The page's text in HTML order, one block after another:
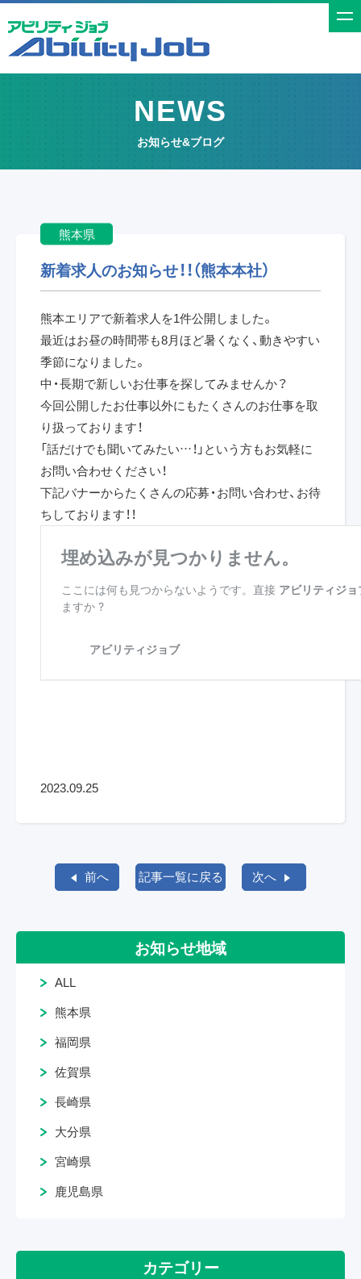
t
a
NEWS
お知らせ&ブログ
熊本県
新着求人のお知らせ！！（熊本本社）
熊本エリアで新着求人を1件公開しました。
最近はお昼の時間帯も8月ほど暑くなく、動きやすい
季節になりました。
中・長期で新しいお仕事を探してみませんか？
今回公開したお仕事以外にもたくさんのお仕事を取
り扱っております！
「話だけでも聞いてみたい…！」という方もお気軽に
お問い合わせください！
下記バナーからたくさんの応募・お問い合わせ、お待
ちしております！！
2023.09.25
前へ 記事一覧に戻る 次へ
お知らせ地域
ALL
熊本県
福岡県
佐賀県
長崎県
大分県
宮崎県
鹿児島県
カテゴリー